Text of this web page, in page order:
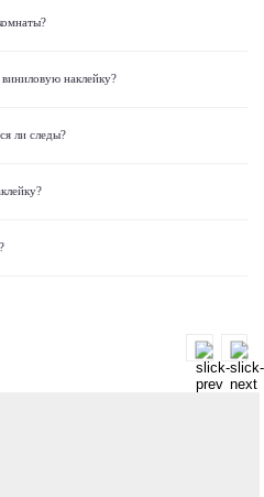
наклейку?
ли следы?